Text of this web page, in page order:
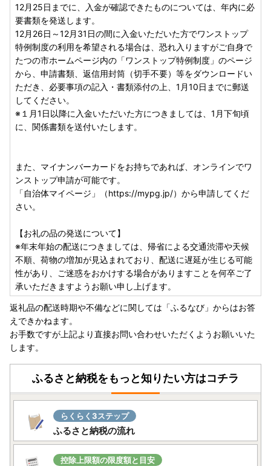
12月25日までに、入金が確認できたものについては、年内に必
要書類を発送します。
12月26日～12月31日の間に入金いただいた方でワンストップ
特例制度の利用を希望される場合は、恐れ入りますがご自身で
たつの市ホームページ内の「ワンストップ特例制度」のページ
から、申請書類、返信用封筒（切手不要）等をダウンロードい
ただき、必要事項の記入・書類添付の上、1月10日までに郵送
してください。
※１月1日以降に入金いただいた方につきましては、1月下旬頃
に、関係書類を送付いたします。
また、マイナンバーカードをお持ちであれば、オンラインでワ
ンストップ申請が可能です。
「自治体マイページ」（https://mypg.jp/）から申請してくだ
さい。
【お礼の品の発送について】
※年末年始の配送につきましては、帰省による交通渋滞や天候
不順、荷物の増加が見込まれており、配送に遅延が生じる可能
性があり、ご迷惑をおかけする場合がありますことを何卒ご了
承いただきますようお願い申し上げます。
返礼品の配送時期や不備などに関しては「ふるなび」からはお答
えできかねます。
お手数ですが上記より直接お問い合わせいただくようお願いいた
します。
ふるさと納税をもっと知りたい方はコチラ
らくらく3ステップ
ふるさと納税の流れ
控除上限額の限度額と目安